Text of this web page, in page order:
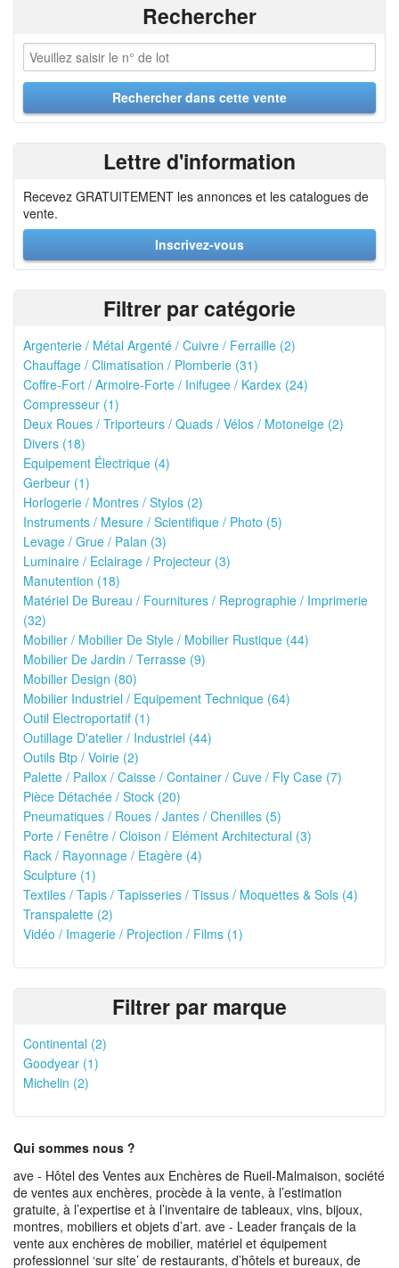
Rechercher
Lettre d'information
Recevez GRATUITEMENT les annonces et les catalogues de
vente.
Inscrivez-vous
Filtrer par catégorie
Argenterie / Métal Argenté / Cuivre / Ferraille (2)
Chauffage / Climatisation / Plomberie (31)
Coffre-Fort / Armoire-Forte / Inifugee / Kardex (24)
Compresseur (1)
Deux Roues / Triporteurs / Quads / Vélos / Motoneige (2)
Divers (18)
Equipement Électrique (4)
Gerbeur (1)
Horlogerie / Montres / Stylos (2)
Instruments / Mesure / Scientifique / Photo (5)
Levage / Grue / Palan (3)
Luminaire / Eclairage / Projecteur (3)
Manutention (18)
Matériel De Bureau / Fournitures / Reprographie / Imprimerie
(32)
Mobilier / Mobilier De Style / Mobilier Rustique (44)
Mobilier De Jardin / Terrasse (9)
Mobilier Design (80)
Mobilier Industriel / Equipement Technique (64)
Outil Electroportatif (1)
Outillage D'atelier / Industriel (44)
Outils Btp / Voirie (2)
Palette / Pallox / Caisse / Container / Cuve / Fly Case (7)
Pièce Détachée / Stock (20)
Pneumatiques / Roues / Jantes / Chenilles (5)
Porte / Fenêtre / Cloison / Elément Architectural (3)
Rack / Rayonnage / Etagère (4)
Sculpture (1)
Textiles / Tapis / Tapisseries / Tissus / Moquettes & Sols (4)
Transpalette (2)
Vidéo / Imagerie / Projection / Films (1)
Filtrer par marque
Continental (2)
Goodyear (1)
Michelin (2)
Qui sommes nous ?
ave - Hôtel des Ventes aux Enchères de Rueil-Malmaison, société
de ventes aux enchères, procède à la vente, à l’estimation
gratuite, à l’expertise et à l’inventaire de tableaux, vins, bijoux,
montres, mobiliers et objets d’art. ave - Leader français de la
vente aux enchères de mobilier, matériel et équipement
professionnel ‘sur site’ de restaurants, d’hôtels et bureaux, de